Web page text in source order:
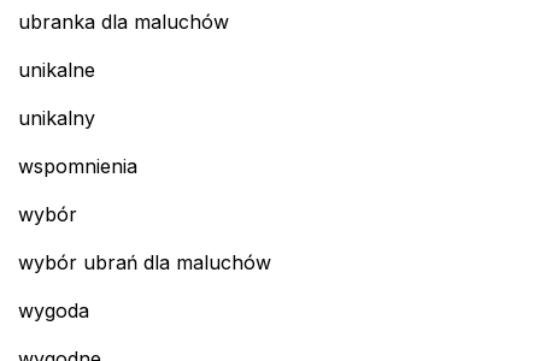
ubranka dla maluchów
unikalne
unikalny
wspomnienia
wybór
wybór ubrań dla maluchów
wygoda